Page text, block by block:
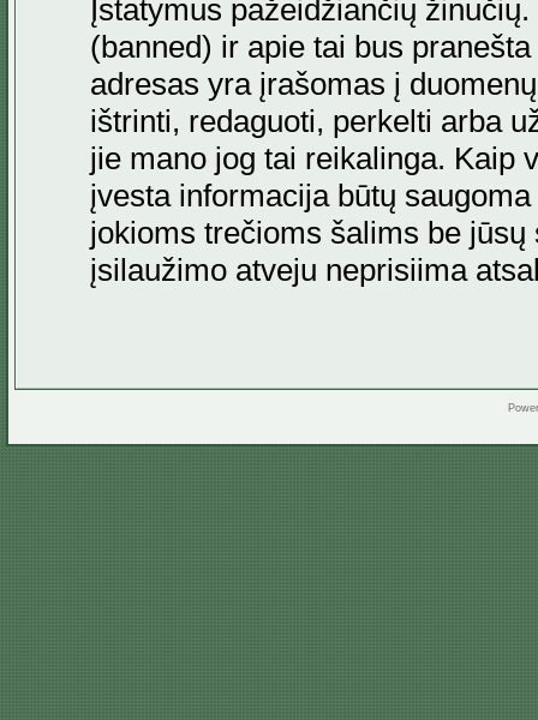
Įstatymus pažeidžiančių
(banned) ir apie tai bus
adresas yra įrašomas į
ištrinti, redaguoti, perkelti arba
jie mano jog tai reikalinga. Kaip
įvesta informacija būtų
jokioms trečioms šalims be jūsų
įsilaužimo atveju neprisiima